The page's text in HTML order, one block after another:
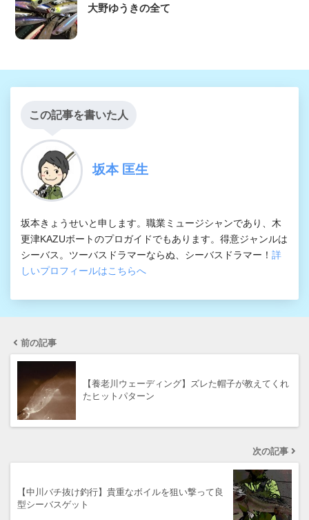
大野ゆうきの全て
この記事を書いた人
坂本 匡生
坂本きょうせいと申します。職業ミュージシャンであり、木
更津KAZUボートのプロガイドでもあります。得意ジャンルは
シーバス。ツーバスドラマーならぬ、シーバスドラマー！ 詳
しいプロフィールはこちらへ
前の記事
【養老川ウェーディング】ズレた帽子が教えてくれ
たヒットパターン
次の記事
【中川バチ抜け釣行】貴重なボイルを狙い撃って良
型シーバスゲット